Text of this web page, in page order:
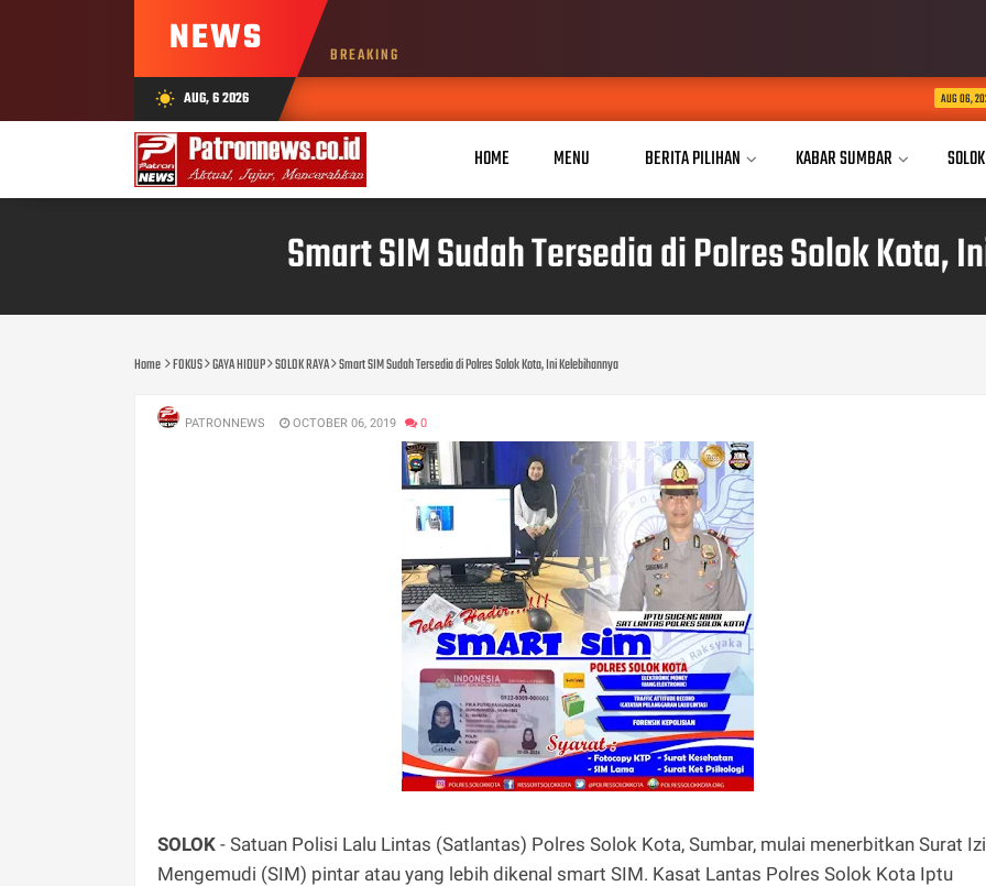
NEWS BREAKING
wb_sunny AUG, 6 2026 Dua Tahun
HOME MENU BERITA PILIHAN KABAR SUMBAR
Smart SIM Sudah Tersedia di Polres Solok Kota,
Home FOKUS GAYA HIDUP SOLOK RAYA Smart SIM Sudah Tersedia di Polres Solok Kota, Ini Kelebihannya
PATRONNEWS OCTOBER 06, 2019 0
SOLOK - Satuan Polisi Lalu Lintas (Satlantas) Polres Solok Kota, Sumbar, mulai menerbitkan Surat
Mengemudi (SIM) pintar atau yang lebih dikenal smart SIM. Kasat Lantas Polres Solok Kota Iptu